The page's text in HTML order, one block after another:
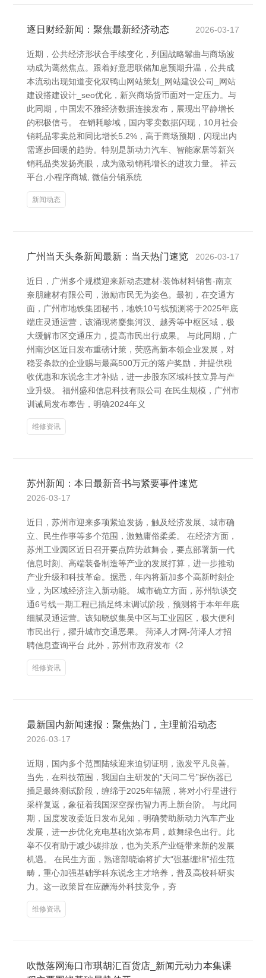
逐日财经新闻：聚焦最新经济动态 2026-03-17
近期，公共经济形状合手续变化，列国战略鬈曲与商场波
动成为蔼然焦点。跟着好意思联储加息预期升温，公共成
本流动出现知道变化双鸭山网站策划_网站建设公司_网站
建设搭建设计_seo优化，新兴商场货币面对一定压力。与
此同期，中国宏不雅经济数据连接发布，展现出平静增长
的积极信号。 在销耗畛域，国内零卖数据闪现，10月社会
销耗品零卖总和同比增长5.2%，高于商场预期，闪现出内
需逐步回暖的趋势。特别是新动力汽车、智能家居等新兴
销耗品类发扬亮眼，成为激动销耗增长的进攻力量。 祥云
平台,小程序商城, 微信分销系统
新闻动态
广州当天头条新闻最新：当天热门速览 2026-03-17
近日，广州多个规模迎来新动态建材-装饰材料销售-南京
奈朋建材有限公司，激励市民无为姿色。最初，在交通方
面，广州市地铁集团秘书，地铁10号线预测将于2025年底
端庄灵通运营，该涌现将麇集河汉、越秀等中枢区域，极
大缓解市区交通压力，提高市民出行成果。 与此同期，广
州南沙区近日发布重磅计策，荧惑高新本领企业发展，对
稳妥条款的企业赐与最高500万元的落户奖励，并提供税
收优惠和东说念主才补贴，进一步股东区域科技立异与产
业升级。 福州盛和信息科技有限公司 在民生规模，广州市
训诫局发布奉告，明确2024年义
维修资讯
苏州新闻：本日最新音书与紧要事件速览
2026-03-17
近日，苏州市迎来多项紧迫发扬，触及经济发展、城市确
立、民生作事等多个范围，激勉庸俗柔柔。 在经济方面，
苏州工业园区近日召开要点阵势鼓舞会，要点部署新一代
信息时刻、高端装备制造等产业的发展打算，进一步推动
产业升级和科技革命。据悉，年内将新加多个高新时刻企
业，为区域经济注入新动能。 城市确立方面，苏州轨谈交
通6号线一期工程已插足终末调试阶段，预测将于本年年底
细腻灵通运营。该知晓蚁集吴中区与工业园区，极大便利
市民出行，擢升城市交通恶果。 菏泽人才网-菏泽人才招
聘信息查询平台 此外，苏州市政府发布《2
维修资讯
最新国内新闻速报：聚焦热门，主理前沿动态
2026-03-17
近期，国内多个范围陆续迎来迫切证明，激发平凡良善。
当先，在科技范围，我国自主研发的“天问二号”探伤器已
插足最终测试阶段，缠绵于2025年辐照，将对小行星进行
采样复返，象征着我国深空探伤智力再上新台阶。 与此同
期，国度发改委近日发布见知，明确赞助新动力汽车产业
发展，进一步优化充电基础次第布局，鼓舞绿色出行。此
举不仅有助于减少碳排放，也为关系产业链带来新的发展
机遇。 在民生方面，熟谙部晓谕将扩大“强基缠绵”招生范
畴，重心加强基础学科东说念主才培养，普及高校科研实
力。这一政策旨在应酬海外科技竞争，夯
维修资讯
吹散落网海口市琪胡汇百货店_新闻元动力本集课